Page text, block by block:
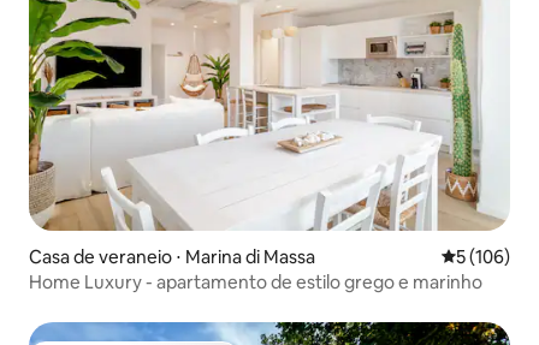
Casa de veraneio ⋅ Marina di Massa 5 de uma
5 (106)
Home Luxury - apartamento de estilo grego e marinho